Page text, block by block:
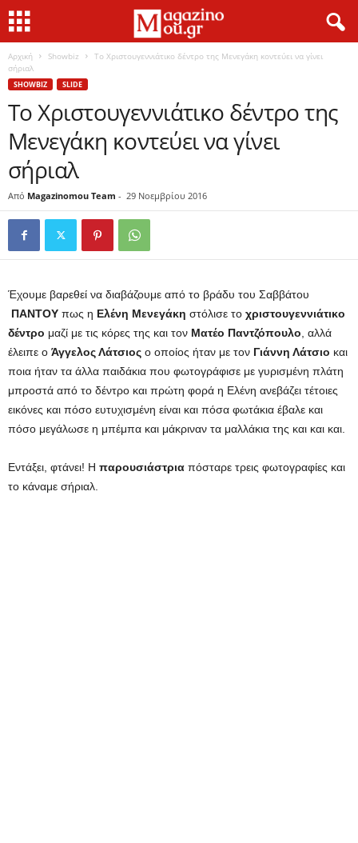
Αρχική Showbiz
Το Χριστουγεννιάτικο δέντρο της Μενεγάκη κοντεύει να γίνει
σήριαλ
SHOWBIZ SLIDE
Το Χριστουγεννιάτικο δέντρο της
Μενεγάκη κοντεύει να γίνει
σήριαλ
Από Magazinomou Team - 29 Νοεμβρίου 2016
Έχουμε βαρεθεί να διαβάζουμε από το βράδυ του Σαββάτου
ΠΑΝΤΟΥ πως η Ελένη Μενεγάκη στόλισε το χριστουγεννιάτικο
δέντρο μαζί με τις κόρες της και τον Ματέο Παντζόπουλο , αλλά
έλειπε ο Άγγελος Λάτσιος ο οποίος ήταν με τον Γιάννη Λάτσιο και
ποια ήταν τα άλλα παιδάκια που φωτογράφισε με γυρισμένη πλάτη
μπροστά από το δέντρο και πρώτη φορά η Ελένη ανεβάζει τέτοιες
εικόνες και πόσο ευτυχισμένη είναι και πόσα φωτάκια έβαλε και
πόσο μεγάλωσε η μπέμπα και μάκριναν τα μαλλάκια της και και και.
Εντάξει, φτάνει! Η παρουσιάστρια πόσταρε τρεις φωτογραφίες και
το κάναμε σήριαλ.